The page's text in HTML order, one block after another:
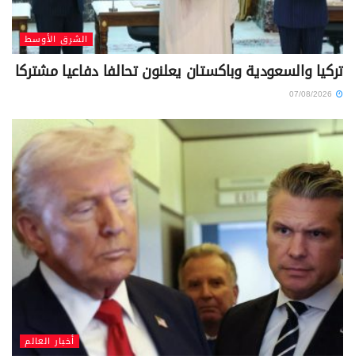
الشرق الأوسط
تركيا والسعودية وباكستان يعلنون تحالفا دفاعيا مشتركا
أخبار العالم